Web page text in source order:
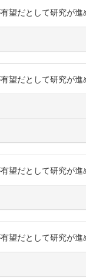
望だとして研究が
望だとして研究が
望だとして研究が
望だとして研究が